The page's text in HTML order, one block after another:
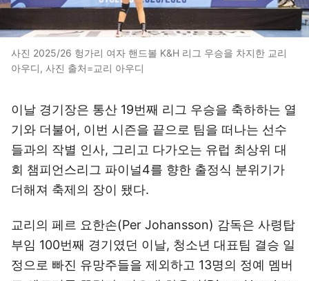
사진 2025/26 헝가리 여자 핸드볼 K&H 리그 우승을 차지한 교리
아우디, 사진 출처=교리 아우디
이날 경기장은 통산 19번째 리그 우승을 축하하는 열
기와 더불어, 이번 시즌을 끝으로 팀을 떠나는 선수
들과의 작별 인사, 그리고 다가오는 유럽 최상위 대
회 챔피언스리그 파이널4를 향한 출정식 분위기가
더해져 축제의 장이 됐다.
교리의 페르 요한손(Per Johansson) 감독은 사령탑
부임 100번째 경기였던 이날, 청소년 대표팀 결승 일
정으로 빠진 유망주들을 제외하고 13명의 정예 멤버